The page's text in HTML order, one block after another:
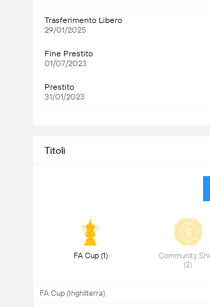
Trasferimento Libero
29/01/2025
Fine Prestito
01/07/2023
Prestito
31/01/2023
Titoli
FA Cup (1)
Community
(2)
FA Cup (Inghilterra)